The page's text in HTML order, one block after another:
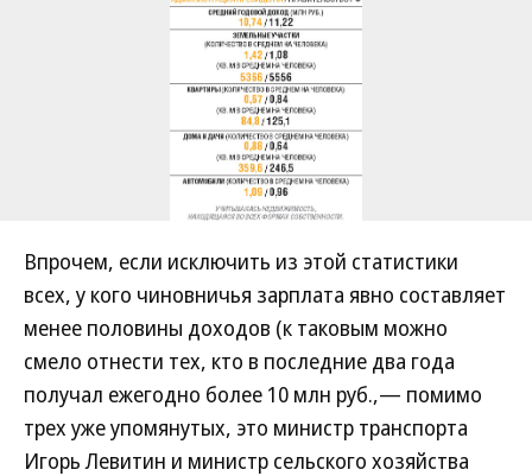
Впрочем, если исключить из этой статистики
всех, у кого чиновничья зарплата явно составляет
менее половины доходов (к таковым можно
смело отнести тех, кто в последние два года
получал ежегодно более 10 млн руб.,— помимо
трех уже упомянутых, это министр транспорта
Игорь Левитин и министр сельского хозяйства